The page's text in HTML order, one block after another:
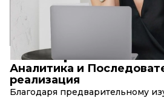
ПРИНЦИПЫ
Аналитика и
реализация
Благодаря предварительному
10+ 80+